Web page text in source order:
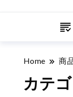
Home 商
カテ